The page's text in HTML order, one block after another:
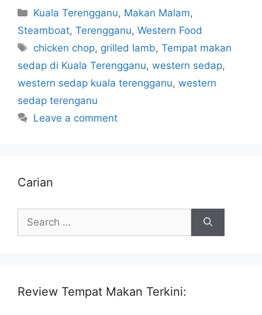
Categories
Kuala Terengganu, Makan Malam,
Steamboat, Terengganu, Western Food
Tags
chicken chop, grilled lamb,Tempat makan
sedap di Kuala Terengganu, western sedap,
western sedap kuala terengganu, western
sedap terenganu
Leave a comment
Carian
Search
for:
Review Tempat Makan Terkini: